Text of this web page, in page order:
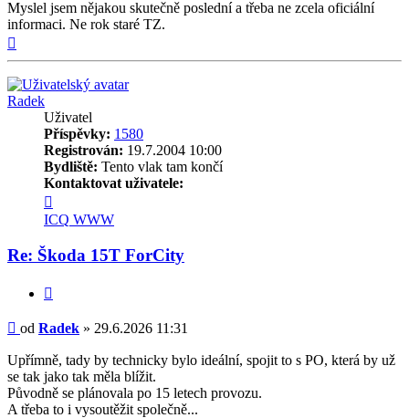
Myslel jsem nějakou skutečně poslední a třeba ne zcela oficiální
informaci. Ne rok staré TZ.
Radek
Uživatel
Příspěvky: 1580
Registrován: 19.7.2004 10:00
Bydliště: Tento vlak tam končí
Kontaktovat uživatele:
uživatele
Radek
ICQ WWW
Re: Škoda 15T ForCity
Příspěvek
od Radek » 29.6.2026 11:31
Upřímně, tady by technicky bylo ideální, spojit to s PO, která by už
se tak jako tak měla blížit.
Původně se plánovala po 15 letech provozu.
A třeba to i vysoutěžit společně...